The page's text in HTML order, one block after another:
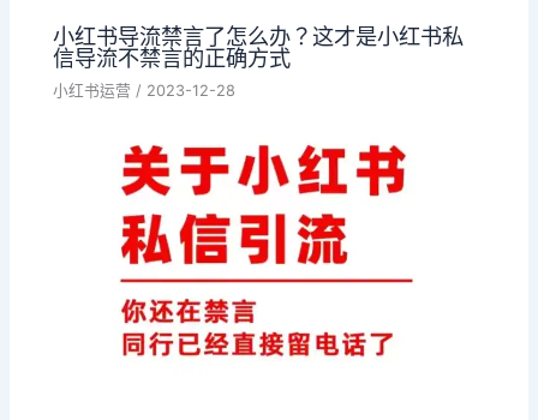
小红书导流禁言了怎么办？这才是小红书私
信导流不禁言的正确方式
小红书运营 / 2023-12-28